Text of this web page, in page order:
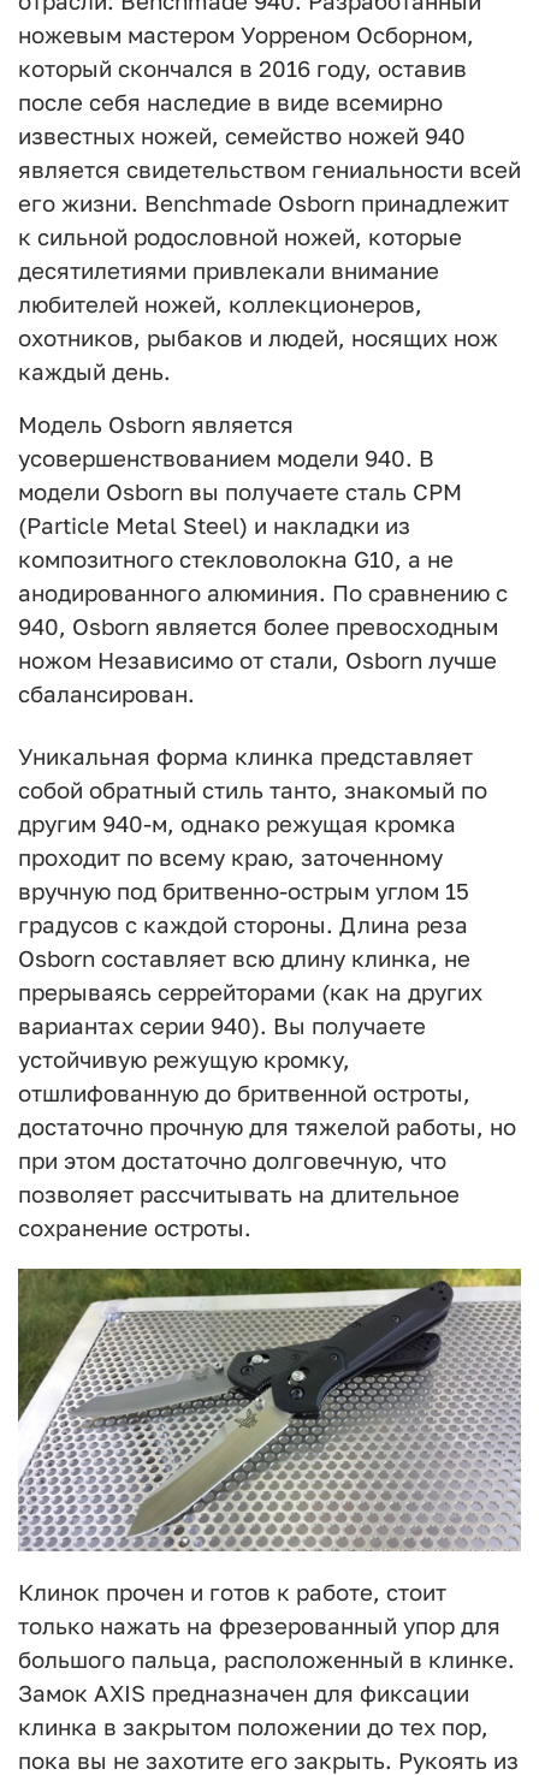
ножевым мастером Уорреном Осборном,
который скончался в 2016 году, оставив
после себя наследие в виде всемирно
известных ножей, семейство ножей 940
является свидетельством гениальности всей
его жизни. Benchmade Osborn принадлежит
к сильной родословной ножей, которые
десятилетиями привлекали внимание
любителей ножей, коллекционеров,
охотников, рыбаков и людей, носящих нож
каждый день.
Модель Osborn является
усовершенствованием модели 940. В
модели Osborn вы получаете сталь CPM
(Particle Metal Steel) и накладки из
композитного стекловолокна G10, а не
анодированного алюминия. По сравнению с
940, Osborn является более превосходным
ножом Независимо от стали, Osborn лучше
сбалансирован.
Уникальная форма клинка представляет
собой обратный стиль танто, знакомый по
другим 940-м, однако режущая кромка
проходит по всему краю, заточенному
вручную под бритвенно-острым углом 15
градусов с каждой стороны. Длина реза
Osborn составляет всю длину клинка, не
прерываясь серрейторами (как на других
вариантах серии 940). Вы получаете
устойчивую режущую кромку,
отшлифованную до бритвенной остроты,
достаточно прочную для тяжелой работы, но
при этом достаточно долговечную, что
позволяет рассчитывать на длительное
сохранение остроты.
Клинок прочен и готов к работе, стоит
только нажать на фрезерованный упор для
большого пальца, расположенный в клинке.
Замок AXIS предназначен для фиксации
клинка в закрытом положении до тех пор,
пока вы не захотите его закрыть. Рукоять из